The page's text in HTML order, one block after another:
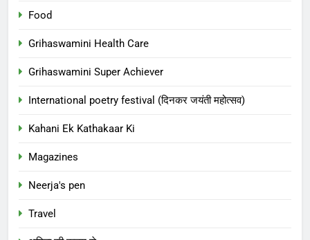
Food
Grihaswamini Health Care
Grihaswamini Super Achiever
International poetry festival (दिनकर जयंती महोत्सव)
Kahani Ek Kathakaar Ki
Magazines
Neerja's pen
Travel